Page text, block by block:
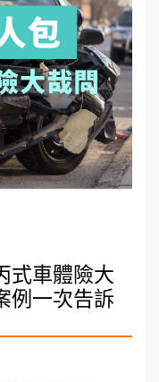
式車體險大
例一次告訴